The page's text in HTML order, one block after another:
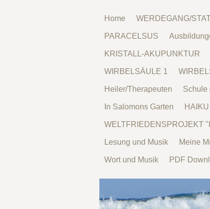
Home WERDEGANG/
PARACELSUS
KRISTALL-AKUPUNKTUR
WIRBELSÄULE 1
Heiler/Therapeuten Schule
In Salomons Garten HAIKU
WELTFRIEDENSPROJEKT
Lesung und Musik Meine
Wort und Musik PDF